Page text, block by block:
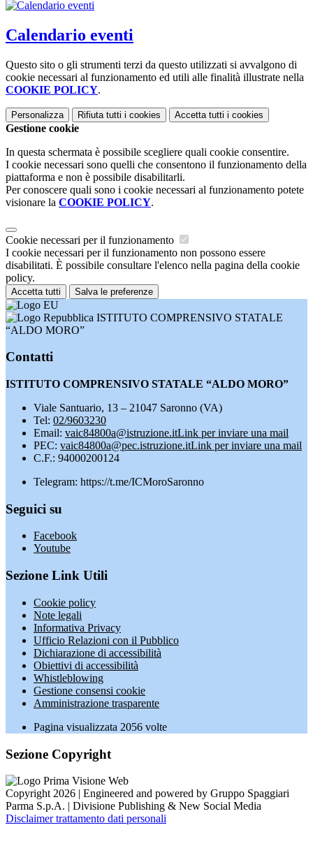
Calendario eventi
Questo sito o gli strumenti terzi da questo utilizzati si avvalgono di
cookie necessari al funzionamento ed utili alle finalità illustrate nella
COOKIE POLICY.
Personalizza Rifiuta tutti i cookies Accetta tutti i cookies
Gestione cookie
In questa schermata è possibile scegliere quali cookie consentire.
I cookie necessari sono quelli che consentono il funzionamento della
piattaforma e non è possibile disabilitarli.
Per conoscere quali sono i cookie necessari al funzionamento potete
visionare la COOKIE POLICY.
Cookie necessari per il funzionamento
I cookie necessari per il funzionamento non possono essere
disabilitati. È possibile consultare l'elenco nella pagina della cookie
policy.
Accetta tutti Salva le preferenze
ISTITUTO COMPRENSIVO STATALE
“ALDO MORO”
Contatti
ISTITUTO COMPRENSIVO STATALE “ALDO MORO”
Viale Santuario, 13 – 21047 Saronno (VA)
Tel: 02/9603230
Email: vaic84800a@istruzione.itLink per inviare una mail
PEC: vaic84800a@pec.istruzione.itLink per inviare una mail
C.F.: 94000200124
Telegram: https://t.me/ICMoroSaronno
Seguici su
Facebook
Youtube
Sezione Link Utili
Cookie policy
Note legali
Informativa Privacy
Ufficio Relazioni con il Pubblico
Dichiarazione di accessibilità
Obiettivi di accessibilità
Whistleblowing
Gestione consensi cookie
Amministrazione trasparente
Pagina visualizzata 2056 volte
Sezione Copyright
Copyright 2026 | Engineered and powered by Gruppo Spaggiari
Parma S.p.A. | Divisione Publishing & New Social Media
Disclaimer trattamento dati personali